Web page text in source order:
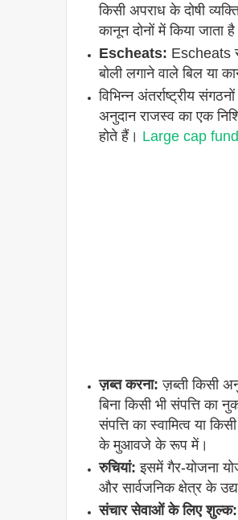
किसी अपराध के दोषी
कानून दोनों में किया जाता
Escheats: Escheats
बोली लगाने वाले बिल या
विभिन्न अंतर्राष्ट्रीय
अनुदान राजस्व का एक
होते हैं। Large cap
ज़ब्त करना: ज़ब्ती किसी
बिना किसी भी संपत्ति का
संपत्ति का स्वामित्व या
के मुआवजे के रूप में।
रुचियां: इसमें गैर-योजना
और सार्वजनिक क्षेत्र के
संचार सेवाओं के लिए शुल्क: